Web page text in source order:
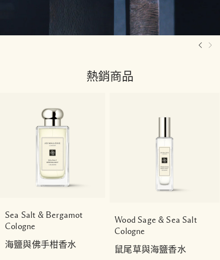
熱銷商品
Sea Salt & Bergamot
Cologne
海鹽與佛手柑香水
Wood Sage & Sea Salt
Cologne
鼠尾草與海鹽香水